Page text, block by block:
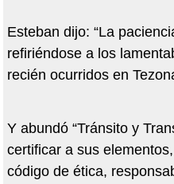
Esteban dijo: “La
refiriéndose a los
recién ocurridos en
Y abundó “Tránsito y
certificar a sus
código de ética,